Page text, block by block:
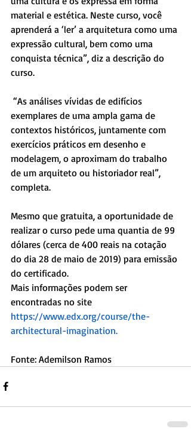
material e estética. Neste curso, você
aprenderá a ‘ler’ a arquitetura como uma
expressão cultural, bem como uma
conquista técnica”, diz a descrição do
curso.
exemplares de uma ampla gama de
contextos históricos, juntamente com
exercícios práticos em desenho e
modelagem, o aproximam do trabalho
de um arquiteto ou historiador real”,
completa.
Mesmo que gratuita, a oportunidade de
realizar o curso pede uma quantia de 99
dólares (cerca de 400 reais na cotação
do dia 28 de maio de 2019) para emissão
do certificado.
Mais informações podem ser
encontradas no site
https://www.edx.org/course/the-
architectural-imagination.
Fonte: Ademilson Ramos